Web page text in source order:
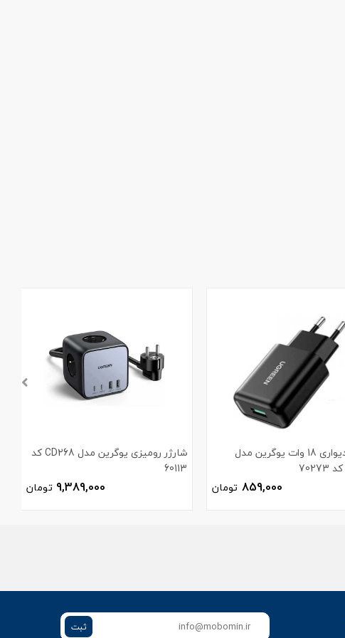
شارژر دیواری 18 وات یوگرین مدل
859,000 تومان
شارژر رومیزی یوگرین مدل CD268 کد
60113
9,389,000 تومان
ثبت